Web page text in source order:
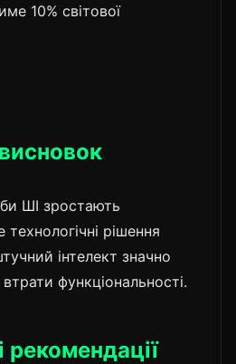
10% світової
ШІ зростають
рішення
інтелект значно
функціональності.
рекомендації